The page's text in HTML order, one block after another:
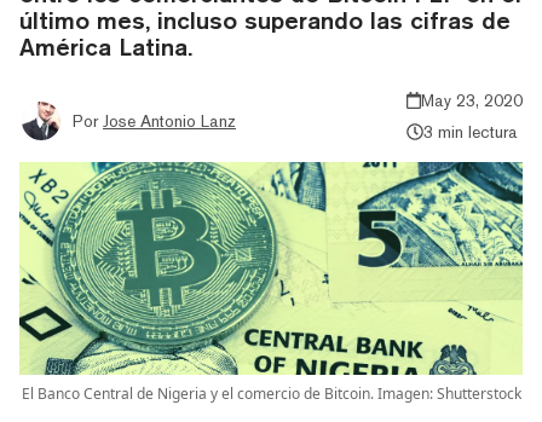
último mes, incluso superando las cifras de
América Latina.
Por Jose Antonio Lanz
May 23, 2020
3 min lectura
El Banco Central de Nigeria y el comercio de Bitcoin. Imagen: Shutterstock